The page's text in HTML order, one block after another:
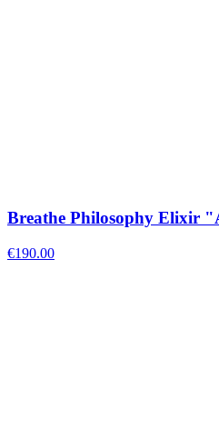
Breathe Philosophy Elixir
€190.00